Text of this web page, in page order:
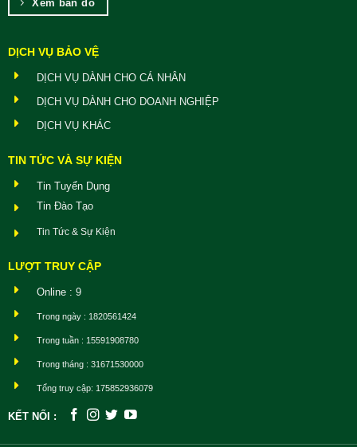
Xem bản đồ
DỊCH VỤ BẢO VỆ
DỊCH VỤ DÀNH CHO CÁ NHÂN
DỊCH VỤ DÀNH CHO DOANH NGHIỆP
DỊCH VỤ KHÁC
TIN TỨC VÀ SỰ KIỆN
Tin Tuyển Dụng
Tin Đào Tạo
Tin Tức & Sự Kiện
LƯỢT TRUY CẬP
Online : 9
Trong ngày : 1820561424
Trong tuần : 15591908780
Trong tháng : 31671530000
Tổng truy cập: 175852936079
KẾT NỐI :